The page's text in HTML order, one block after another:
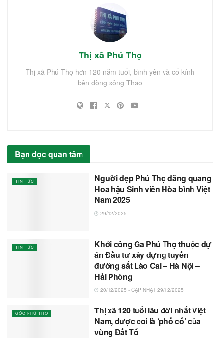
Thị xã Phú Thọ
Thị xã Phú Thọ hơn 120 năm tuổi, bình yên và cổ kính
bên dòng sông Thao
Bạn đọc quan tâm
TIN TỨC
Người đẹp Phú Thọ đăng quang
Hoa hậu Sinh viên Hòa bình Việt
Nam 2025
29/12/2025
TIN TỨC
Khởi công Ga Phú Thọ thuộc dự
án Đầu tư xây dựng tuyến
đường sắt Lào Cai – Hà Nội –
Hải Phòng
20/12/2025 - CẬP NHẬT 29/12/2025
GÓC PHÚ THỌ
Thị xã 120 tuổi lâu đời nhất Việt
Nam, được coi là ‘phố cổ’ của
vùng Đất Tổ